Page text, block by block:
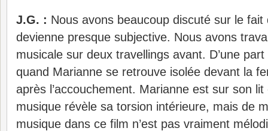
J.G. : Nous avons beaucoup discuté sur le fait
devienne presque subjective. Nous avons
musicale sur deux travellings avant. D’une
quand Marianne se retrouve isolée devant la
après l’accouchement. Marianne est sur son
musique révèle sa torsion intérieure, mais de
musique dans ce film n’est pas vraiment